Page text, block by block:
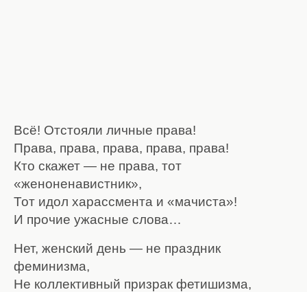
Всё! Отстояли личные права!
Права, права, права, права, права!
Кто скажет — не права, тот
«женоненавистник»,
Тот идол харассмента и «мачиста»!
И прочие ужасные слова…
Нет, женский день — не праздник
феминизма,
Не коллективный призрак фетишизма,